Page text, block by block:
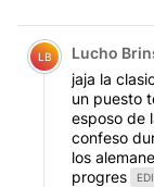
Comentario de
LB Lucho
jaja la
un puesto
esposo de
confeso
los
progres